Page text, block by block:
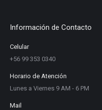
Información de Contacto
Celular
+56 99 353 0340
Horario de Atención
Lunes a Viernes 9 AM - 6 PM
Mail